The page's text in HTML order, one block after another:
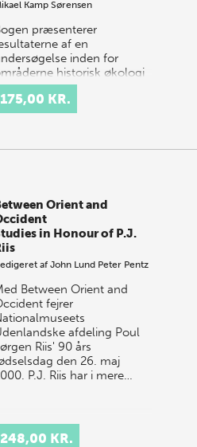
Kamp Sørensen
præsenterer
af en
inden for
historisk økologi
miljø, som blev
gennemført i 2000-2001 i
nordøstlige Pe…
175,00 KR.
Orient and
in Honour of P.J.
afJohn Lund Peter Pentz
Between Orient and
fejrer
afdeling Poul
Riis' 90 års
den 26. maj
P.J. Riis har i mere…
248,00 KR.